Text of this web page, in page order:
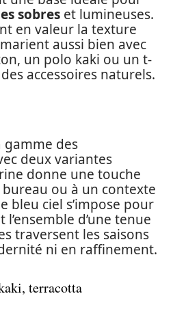
sobres et lumineuses.
en valeur la texture
aussi bien avec
un polo kaki ou un t-
accessoires naturels.
gamme des
deux variantes
donne une touche
ou à un contexte
bleu ciel s’impose pour
d’une tenue
traversent les saisons
ni en raffinement.
terracotta